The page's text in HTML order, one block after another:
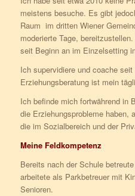
meistens besuche. Es gibt
Raum im dritten Wiener
moderierte Tage,
seit Beginn an im Einzelsetting
Ich supervidiere und coache
Erziehungsberatung ist mein
Ich befinde mich fortwährend in
die Erziehungsprobleme haben,
die im Sozialbereich und der
Meine Feldkompetenz
Bereits nach der Schule
arbeitete als Parkbetreuer mit
Senioren.